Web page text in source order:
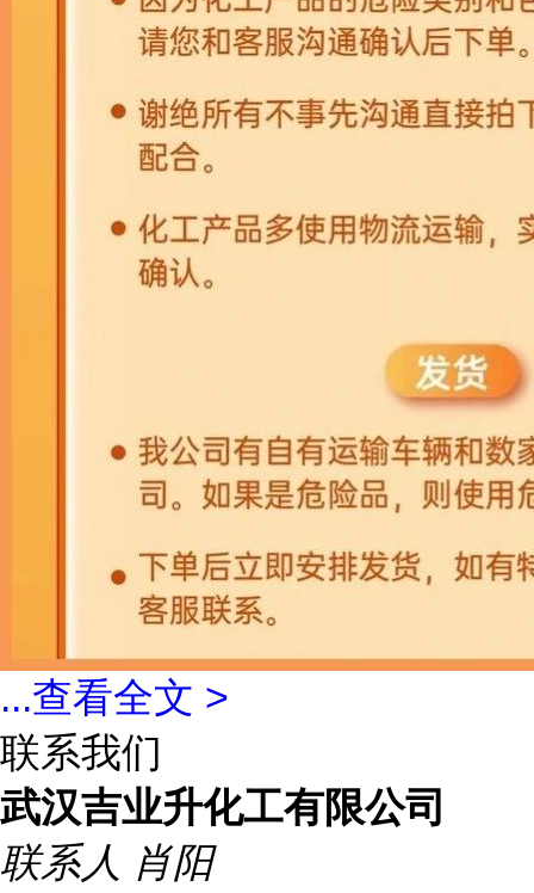
...查看全文 >
联系我们
武汉吉业升化工有限公司
联系人 肖阳